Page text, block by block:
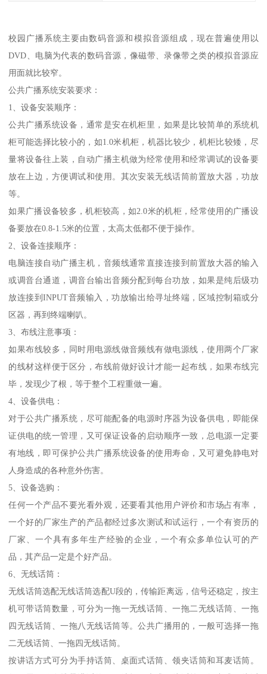
校园广播系统主要由数码音源和模拟音源组成，现在普遍使用以
DVD、电脑为代表的数码音源，像磁带、录像带之类的模拟音源应
用面就比较窄。
公共广播系统安装要求：
1、设备安装顺序：
公共广播系统设备，通常是安在机柜里，如果是比较简单的系统机
柜可能选择比较小的，如1.0米机柜，机器比较少，机柜比较矮，尽
量将设备往上装，自动广播主机做为经常使用和经常调试的设备要
放在上边，方便调试和使用。其次安装无线话筒前置放大器，功放
等。
如果广播设备较多，机柜较高，如2.0米的机柜，经常使用的广播设
备要放在0.8-1.5米的位置，太高太低都不便于操作。
2、设备连接顺序：
电脑连接自动广播主机，音频线通常直接连接到前置放大器的输入
或调音台通道，调音台输出音频分配到每台功放，如果是纯后级功
放连接到INPUT音频输入，功放输出给寻址终端，区域控制箱或分
区器，再到终端喇叭。
3、布线注意事项：
如果布线较多，同时用电源线做音频线有做电源线，使用两个厂家
的线材这样便于区分，布线前做好设计才能一起布线，如果布线完
毕，发现少了根，等于整个工程重做一遍。
4、设备供电：
对于公共广播系统，尽可能配备的电源时序器为设备供电，即能保
证供电的统一管理，又可保证设备的启动顺序一致，总电源一定要
有地线，即可保护公共广播系统设备的使用寿命，又可避免静电对
人身造成的各种意外伤害。
5、设备选购：
任何一个产品不要光看外观，还要看其他用户评价和市场占有率，
一个好的厂家生产的产品都经过多次测试和试运行，一个有资历的
厂家、一个具有多年生产经验的企业，一个有众多单位认可的产
品，其产品一定是个好产品。
6、无线话筒：
无线话筒选配无线话筒选配U段的，传输距离远，信号还稳定，按主
机可带话筒数量，可分为一拖一无线话筒、一拖二无线话筒、一拖
四无线话筒、一拖八无线话筒等。公共广播用的，一般可选择一拖
二无线话筒、一拖四无线话筒。
按讲话方式可分为手持话筒、桌面式话筒、领夹话筒和耳麦话筒。